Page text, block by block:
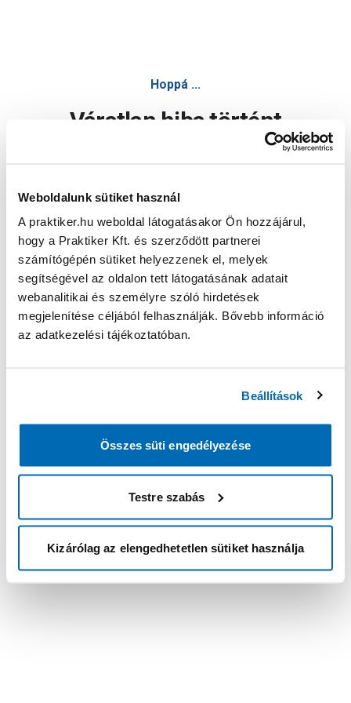
Weboldalunk sütiket használ
A praktiker.hu weboldal látogatásakor Ön hozzájárul,
hogy a Praktiker Kft. és szerződött partnerei
számítógépén sütiket helyezzenek el, melyek
segítségével az oldalon tett látogatásának adatait
webanalitikai és személyre szóló hirdetések
megjelenítése céljából felhasználják. Bővebb információ
az adatkezelési tájékoztatóban.
Beállítások
Összes süti engedélyezése
Testre szabás
Kizárólag az elengedhetetlen sütiket használja
Hoppá ...
Váratlan hiba történt
Oldal újratöltése